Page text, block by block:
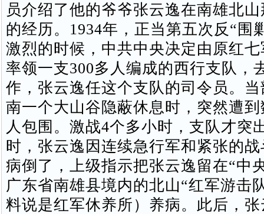
员介绍了他的爷爷张云逸在南雄北
的经历。1934年，正当第五次反“围
激烈的时候，中共中央决定由原红
率领一支300多人编成的西行支队，
作，张云逸任这个支队的司令员。
南一个大山谷隐蔽休息时，突然遭
人包围。激战4个多小时，支队才突
时，张云逸因连续急行军和紧张的
病倒了，上级指示把张云逸留在“中
广东省南雄县境内的北山“红军游击
料说是红军休养所）养病。此后，